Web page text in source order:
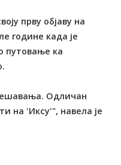
прву објаву на
године када је
путовање ка
Одличан
на 'Иксу'", навела је